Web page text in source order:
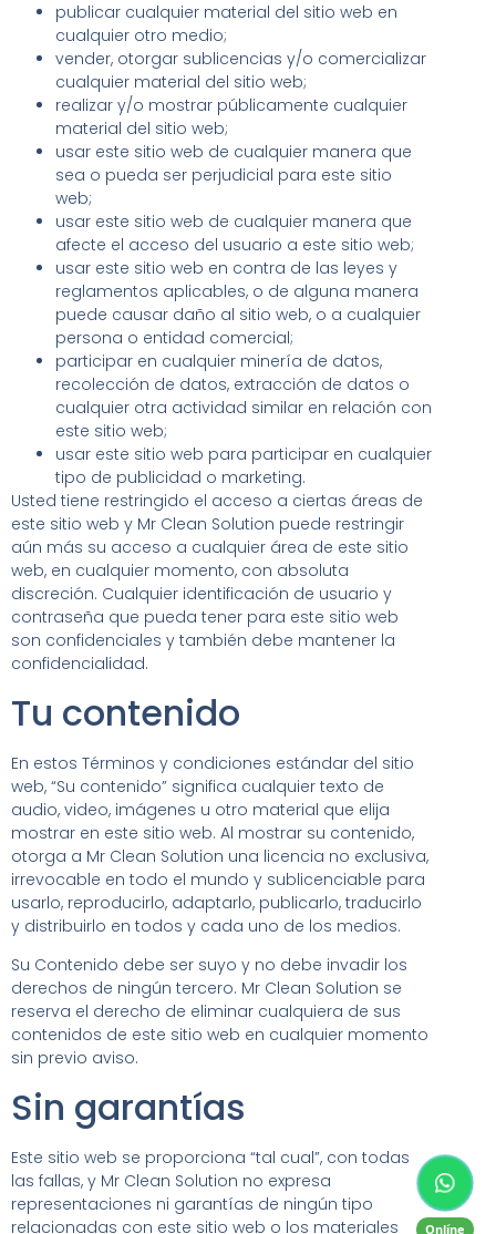
publicar cualquier material del sitio web en
cualquier otro medio;
vender, otorgar sublicencias y/o comercializar
cualquier material del sitio web;
realizar y/o mostrar públicamente cualquier
material del sitio web;
usar este sitio web de cualquier manera que
sea o pueda ser perjudicial para este sitio
web;
usar este sitio web de cualquier manera que
afecte el acceso del usuario a este sitio web;
usar este sitio web en contra de las leyes y
reglamentos aplicables, o de alguna manera
puede causar daño al sitio web, o a cualquier
persona o entidad comercial;
participar en cualquier minería de datos,
recolección de datos, extracción de datos o
cualquier otra actividad similar en relación con
este sitio web;
usar este sitio web para participar en cualquier
tipo de publicidad o marketing.
Usted tiene restringido el acceso a ciertas áreas de
este sitio web y Mr Clean Solution puede restringir
aún más su acceso a cualquier área de este sitio
web, en cualquier momento, con absoluta
discreción. Cualquier identificación de usuario y
contraseña que pueda tener para este sitio web
son confidenciales y también debe mantener la
confidencialidad.
Tu contenido
En estos Términos y condiciones estándar del sitio
web, “Su contenido” significa cualquier texto de
audio, video, imágenes u otro material que elija
mostrar en este sitio web. Al mostrar su contenido,
otorga a Mr Clean Solution una licencia no exclusiva,
irrevocable en todo el mundo y sublicenciable para
usarlo, reproducirlo, adaptarlo, publicarlo, traducirlo
y distribuirlo en todos y cada uno de los medios.
Su Contenido debe ser suyo y no debe invadir los
derechos de ningún tercero. Mr Clean Solution se
reserva el derecho de eliminar cualquiera de sus
contenidos de este sitio web en cualquier momento
sin previo aviso.
Sin garantías
Este sitio web se proporciona “tal cual”, con todas
las fallas, y Mr Clean Solution no expresa
representaciones ni garantías de ningún tipo
relacionadas con este sitio web o los materiales
Onlíne